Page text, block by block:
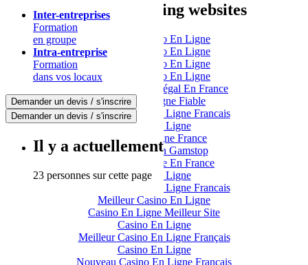
Inter-entreprises
Formation
en groupe
Intra-entreprise
Formation
dans vos locaux
Demander un devis / s'inscrire
Demander un devis / s'inscrire
Il y a actuellement
23 personnes sur cette page
Other interesting websites
Meilleur Casino En Ligne
Meilleur Casino En Ligne
Meilleur Casino En Ligne
Meilleur Casino En Ligne
Casino En Ligne Légal En France
Casino En Ligne Fiable
Meilleur Casino En Ligne Francais
Casino En Ligne
Casino En Ligne France
Casino Not On Gamstop
Casino En Ligne En France
Casino En Ligne
Meilleur Casino En Ligne Francais
Meilleur Casino En Ligne
Casino En Ligne Meilleur Site
Casino En Ligne
Meilleur Casino En Ligne Français
Casino En Ligne
Nouveau Casino En Ligne Francais